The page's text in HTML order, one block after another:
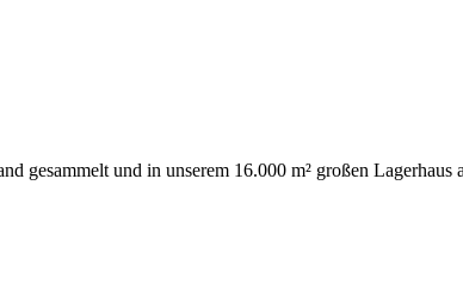
gesammelt und in unserem 16.000 m² großen